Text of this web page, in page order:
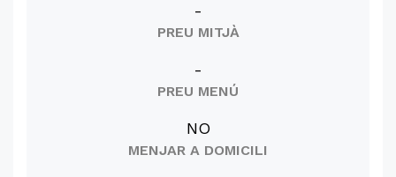
-
PREU MITJÀ
-
PREU MENÚ
NO
MENJAR A DOMICILI